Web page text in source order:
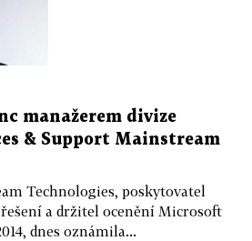
manažerem divize
& Support Mainstream
Technologies, poskytovatel
a držitel ocenění Microsoft
dnes oznámila...